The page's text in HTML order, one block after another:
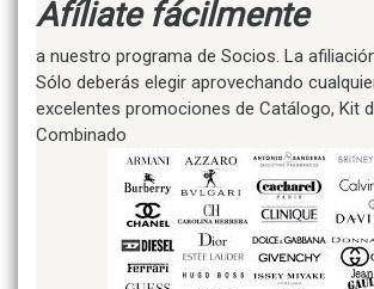
Afíliate fácilmente
a nuestro programa de Socios. La
Sólo deberás elegir aprovechando
excelentes promociones de Catálogo, Kit
Combinado